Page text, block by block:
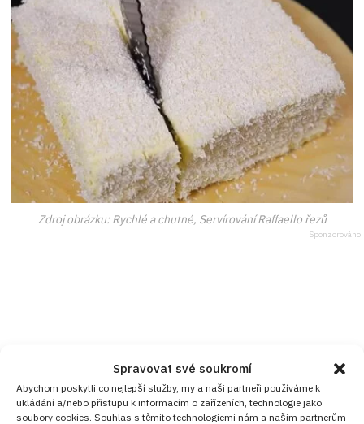
Spravovat své soukromí
Abychom poskytli co nejlepší služby, my a naši partneři používáme k
ukládání a/nebo přístupu k informacím o zařízeních, technologie jako
soubory cookies. Souhlas s těmito technologiemi nám a našim partnerům
Zdroj obrázku: Rychlé a chutné, Servírování Raffaello řezů